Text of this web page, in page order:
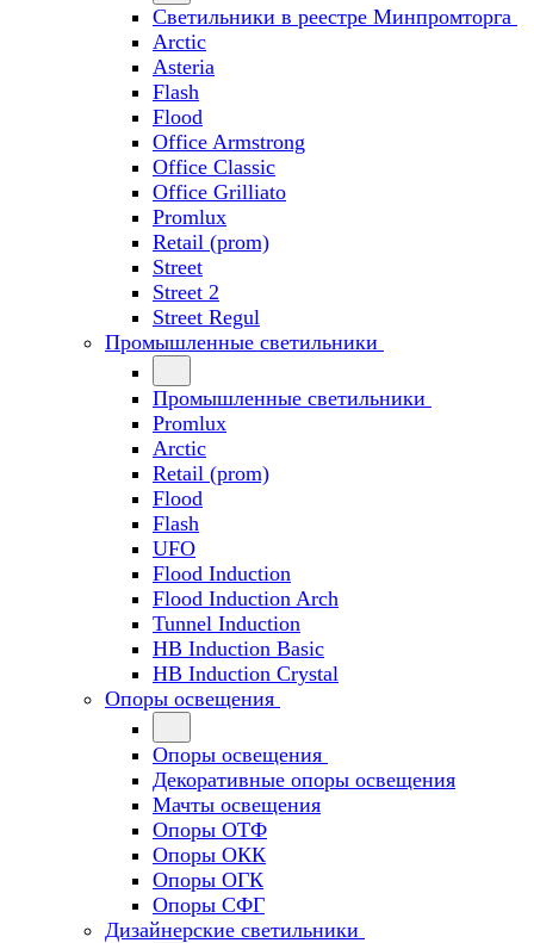
Светильники в реестре Минпромторга
Arctic
Asteria
Flash
Flood
Office Armstrong
Office Classic
Office Grilliato
Promlux
Retail (prom)
Street
Street 2
Street Regul
Промышленные светильники
Промышленные светильники
Promlux
Arctic
Retail (prom)
Flood
Flash
UFO
Flood Induction
Flood Induction Arch
Tunnel Induction
HB Induction Basic
HB Induction Crystal
Опоры освещения
Опоры освещения
Декоративные опоры освещения
Мачты освещения
Опоры ОТФ
Опоры ОКК
Опоры ОГК
Опоры СФГ
Дизайнерские светильники